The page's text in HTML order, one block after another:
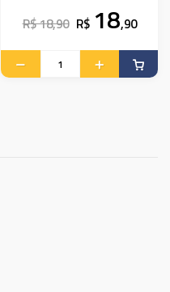
R$ 18,90 R$ 18,90